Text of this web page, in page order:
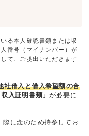
る本人確認書類または収
番号（マイナンバー）が
て、ご提出いただきます
社借入と借入希望額の合
収入証明書類」が必要に
に念のため持参してお